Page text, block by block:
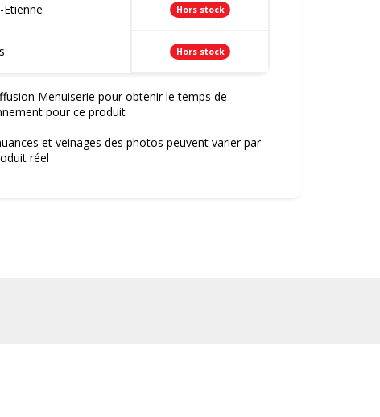
Hors stock
Hors stock
Menuiserie pour obtenir le temps de
pour ce produit
et veinages des photos peuvent varier par
réel